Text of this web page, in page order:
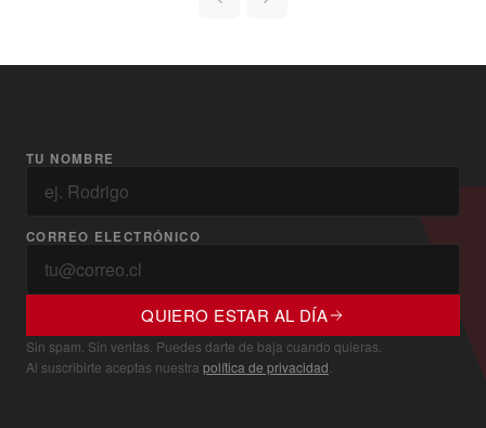
TU NOMBRE
CORREO ELECTRÓNICO
QUIERO ESTAR AL DÍA
Sin spam. Sin ventas. Puedes darte de baja cuando quieras.
Al suscribirte aceptas nuestra política de privacidad.